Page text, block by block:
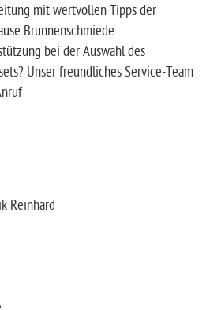
mit wertvollen Tipps der
Brunnenschmiede
bei der Auswahl des
Unser freundliches Service-Team
Reinhard